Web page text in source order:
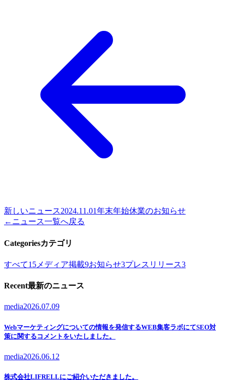
新しいニュース2024.11.01年末年始休業のお知らせ
← ニュース一覧へ戻る
Categoriesカテゴリ
すべて15 メディア掲載9お知らせ3プレスリリース3
Recent最新のニュース
media2026.07.09
Webマーケティングについての情報を発信するWEB集客ラボにてSEO対
策に関するコメントをいたしました。
media2026.06.12
株式会社LIFRELLにご紹介いただきました。